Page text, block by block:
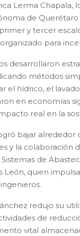
Lerma Chapala,
de
y tercer
para
desarrollaron
métodos
el hídrico, el
en economías
real en la
bajar
y la colaboración
de
León, quien
redujo su
de
vital